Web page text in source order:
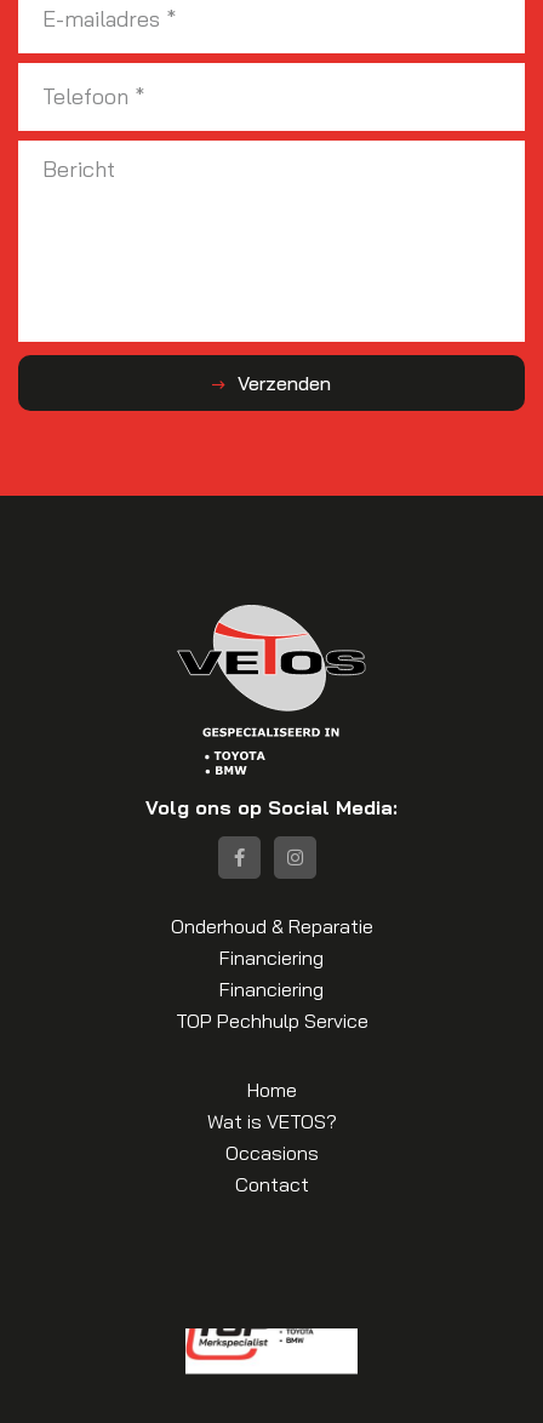
Verzenden
Volg ons op Social Media:
Onderhoud & Reparatie
Financiering
Financiering
TOP Pechhulp Service
Home
Wat is VETOS?
Occasions
Contact